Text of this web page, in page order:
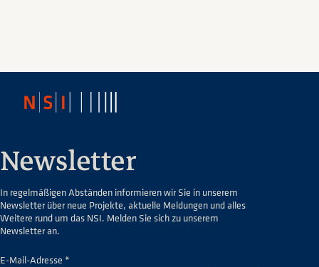
Newsletter
In regelmäßigen Abständen informieren wir Sie in unserem
Newsletter über neue Projekte, aktuelle Meldungen und alles
Weitere rund um das NSI. Melden Sie sich zu unserem
Newsletter an.
E-Mail-Adresse *